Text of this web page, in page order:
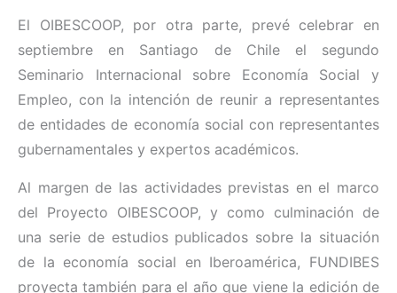
El OIBESCOOP, por otra parte, prevé celebrar en
septiembre en Santiago de Chile el segundo
Seminario Internacional sobre Economía Social y
Empleo, con la intención de reunir a representantes
de entidades de economía social con representantes
gubernamentales y expertos académicos.
Al margen de las actividades previstas en el marco
del Proyecto OIBESCOOP, y como culminación de
una serie de estudios publicados sobre la situación
de la economía social en Iberoamérica, FUNDIBES
proyecta también para el año que viene la edición de